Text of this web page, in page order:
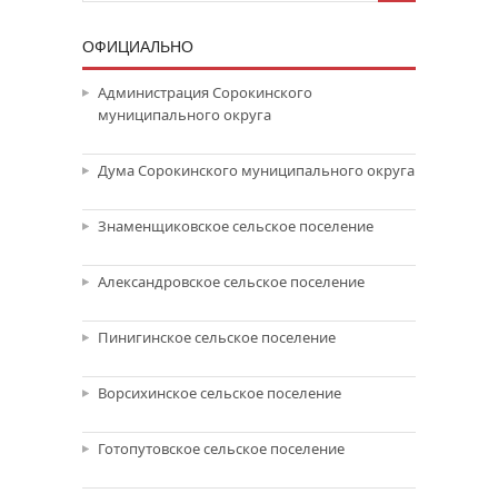
ОФИЦИАЛЬНО
Администрация Сорокинского
муниципального округа
Дума Сорокинского муниципального округа
Знаменщиковское сельское поселение
Александровское сельское поселение
Пинигинское сельское поселение
Ворсихинское сельское поселение
Готопутовское сельское поселение